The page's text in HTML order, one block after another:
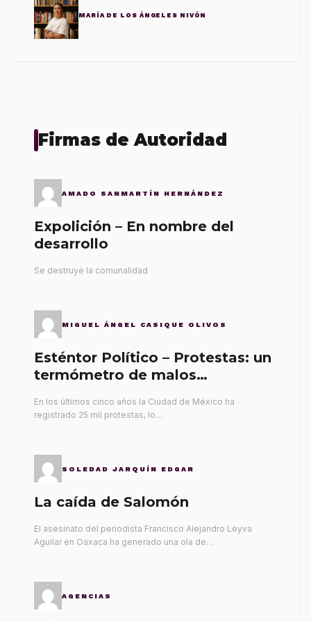
MARÍA DE LOS ÁNGELES NIVÓN
Firmas de Autoridad
AMADO SANMARTÍN HERNÁNDEZ
Expolición – En nombre del
desarrollo
Se destruye la comunalidad
MIGUEL ÁNGEL CASIQUE OLIVOS
Esténtor Político – Protestas: un
termómetro de malos
En los últimos cinco años la Ciudad de México ha
registrado 25 mil protestas, lo…
SOLEDAD JARQUÍN EDGAR
La caída de Salomón
El asesinato del periodista Francisco Alejandro Leyva
Aguilar en Oaxaca ha generado una ola de…
AGENCIAS